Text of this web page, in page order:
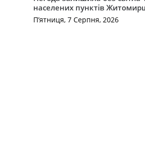
населених пунктів
П’ятниця, 7 Серпня, 2026